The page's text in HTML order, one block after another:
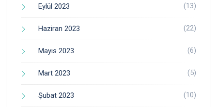
Eylül 2023 (13)
Haziran 2023 (22)
Mayıs 2023 (6)
Mart 2023 (5)
Şubat 2023 (10)